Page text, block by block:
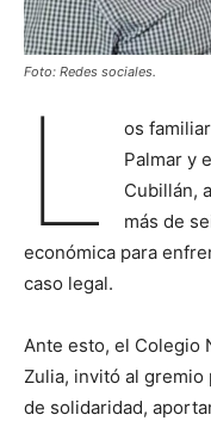
Foto: Redes sociales.
L
os
Palmar y
Cubillán,
más de
económica para
caso legal.
Ante esto, el Colegio
Zulia, invitó al
de solidaridad,